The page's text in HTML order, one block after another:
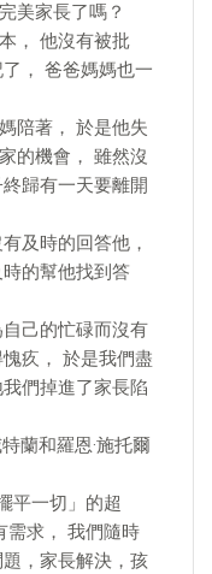
美家長了嗎？
， 他沒有被批
， 爸爸媽媽也一
陪著， 於是他失
的機會， 雖然沒
歸有一天要離開
及時的回答他，
的幫他找到答
己的忙碌而沒有
疚， 於是我們盡
們掉進了家長陷
蘭和羅恩·施托爾
平一切」的超
需求， 我們隨時
，家長解決，孩